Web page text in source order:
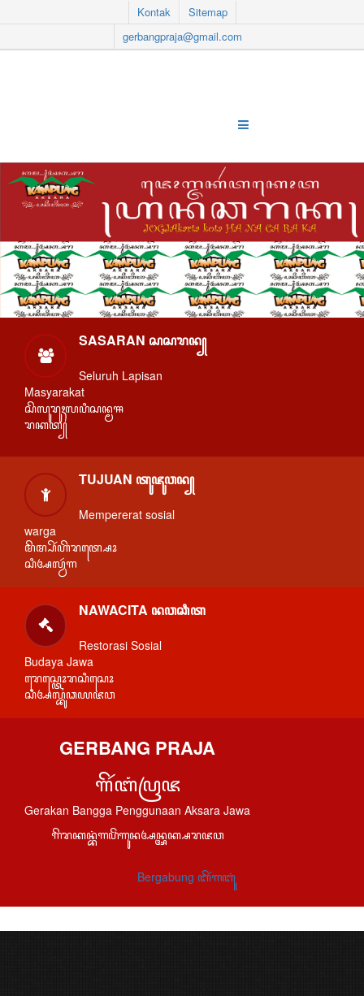
Kontak
Sitemap
gerbangpraja@gmail.com
SASARAN ꦱꦱꦫꦤ꧀
Seluruh Lapisan
Masyarakat
ꦱꦼꦭꦸꦫꦸꦃꦭꦥꦶꦱꦤ꧀ꦩꦯ
ꦫꦏꦠ꧀
TUJUAN ꦠꦸꦗꦸꦮꦤ꧀
Mempererat sosial
warga
ꦩꦼꦩ꧀ꦥꦼꦂꦲꦼꦫꦠ꧀ꦱꦺꦴ
ꦱꦶꦄꦭ꧀ꦮꦂꦒ
NAWACITA ꦤꦮꦕꦶꦠ
Restorasi Sosial
Budaya Jawa
ꦫꦺꦱ꧀ꦠꦺꦴꦫꦱꦶꦱꦺꦴ
ꦱꦶꦄꦭ꧀ꦧꦸꦣꦪꦗꦮ
GERBANG PRAJA
ꦒꦼꦂꦧꦁꦥꦿꦗ
Gerakan Bangga Penggunaan Aksara Jawa
ꦒꦼꦫꦏꦤ꧀ꦧꦁꦒꦥꦼꦁꦒꦸꦤꦄꦤ꧀ꦄꦏ꧀ꦱꦫꦗꦮ
Bergabung ꦧꦼꦂꦒꦧꦸꦁ